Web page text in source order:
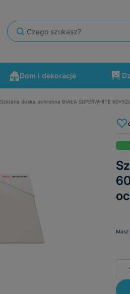
Dom i dekoracje
Szklana deska ochronna BIAŁA SUPERWHITE